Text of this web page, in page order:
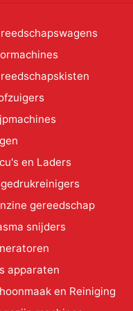
en Laders
gereedschap
snijders
apparaten
en Reiniging